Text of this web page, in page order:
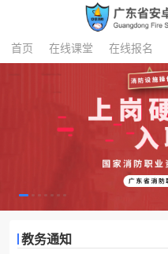
首页 在线课堂 在线报名
教务通知